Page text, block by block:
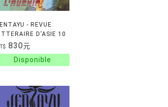
- REVUE
D'ASIE 10
830元